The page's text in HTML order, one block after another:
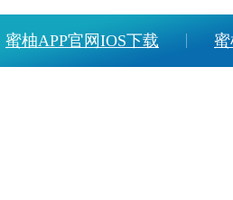
蜜柚APP官网IOS下载 蜜